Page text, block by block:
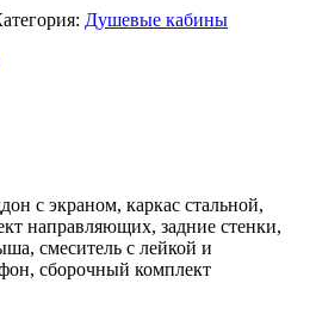
Душевые кабины
с экраном, каркас стальной,
направляющих, задние стенки,
смеситель с лейкой и
сборочный комплект